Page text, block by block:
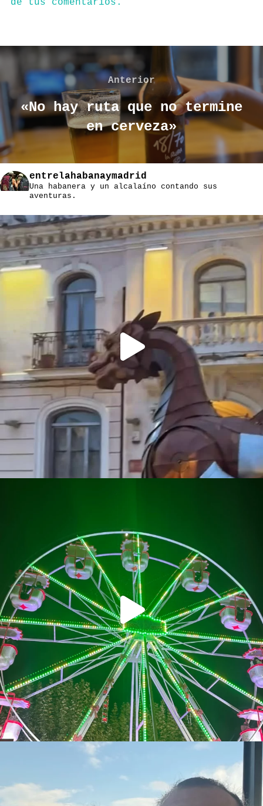
de tus comentarios.
Navegación
de
entradas
Anterior
Anterior
«No hay ruta que no termine
en cerveza»
entrelahabanaymadrid
Una habanera y un alcalaíno contando sus
aventuras.